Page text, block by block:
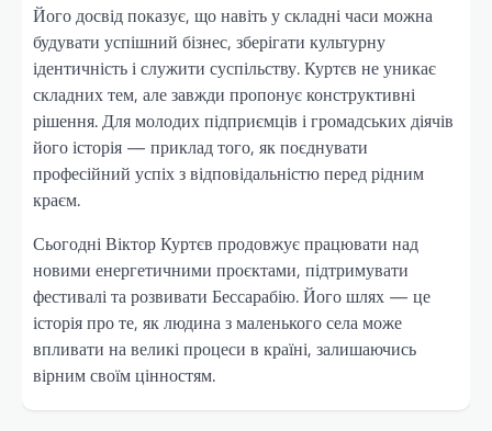
Його досвід показує, що навіть у складні часи можна
будувати успішний бізнес, зберігати культурну
ідентичність і служити суспільству. Куртєв не уникає
складних тем, але завжди пропонує конструктивні
рішення. Для молодих підприємців і громадських діячів
його історія — приклад того, як поєднувати
професійний успіх з відповідальністю перед рідним
краєм.
Сьогодні Віктор Куртєв продовжує працювати над
новими енергетичними проєктами, підтримувати
фестивалі та розвивати Бессарабію. Його шлях — це
історія про те, як людина з маленького села може
впливати на великі процеси в країні, залишаючись
вірним своїм цінностям.